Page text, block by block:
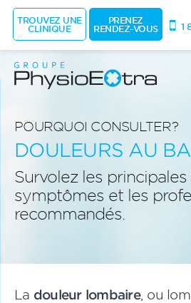
POURQUOI CONSULTER?
DOULEURS AU
Survolez les principales
symptômes et les
recommandés.
La douleur lombaire, ou
TROUVEZ UNE
CLINIQUE
PRENEZ
RENDEZ-VOUS 1